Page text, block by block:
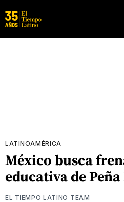
LATINOAMÉRICA
México busca
educativa de
EL TIEMPO LATINO TEAM